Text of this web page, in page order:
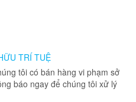
TRÍ TUỆ
tôi có bán hàng vi phạm sở
báo ngay để chúng tôi xử lý